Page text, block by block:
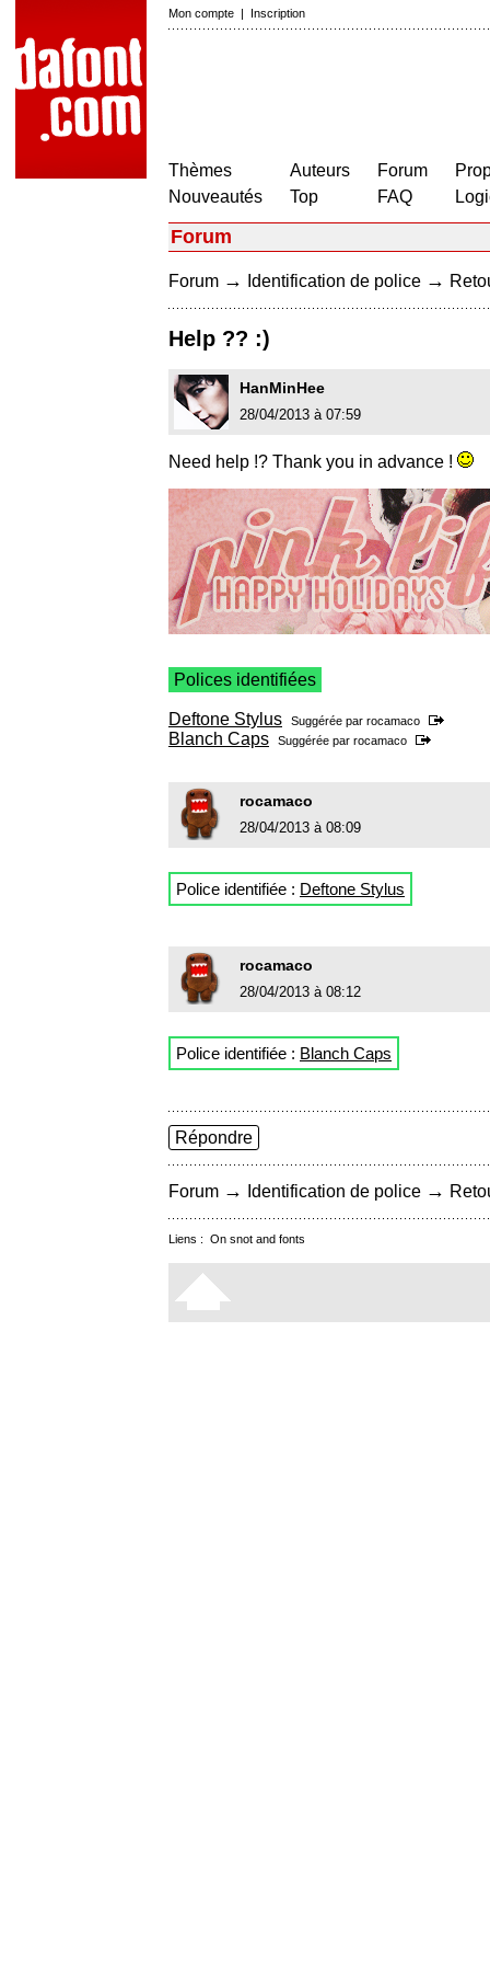
Mon compte | Inscription
Thèmes
Nouveautés
Auteurs
Top
Forum
FAQ
Forum
Forum → Identification de police →
Help ?? :)
HanMinHee
28/04/2013 à 07:59
Need help !? Thank you in advance !
Polices identifiées
Deftone Stylus Suggérée par rocamaco
Blanch Caps Suggérée par rocamaco
rocamaco
28/04/2013 à 08:09
Police identifiée : Deftone Stylus
rocamaco
28/04/2013 à 08:12
Police identifiée : Blanch Caps
Répondre
Forum → Identification de police →
Liens : On snot and fonts